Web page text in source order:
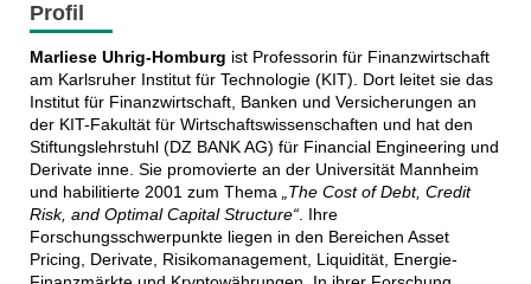
Profil
Marliese Uhrig-Homburg ist Professorin für Finanzwirtschaft
am Karlsruher Institut für Technologie (KIT). Dort leitet sie das
Institut für Finanzwirtschaft, Banken und Versicherungen an
der KIT-Fakultät für Wirtschaftswissenschaften und hat den
Stiftungslehrstuhl (DZ BANK AG) für Financial Engineering und
Derivate inne. Sie promovierte an der Universität Mannheim
und habilitierte 2001 zum Thema
„The Cost of Debt, Credit
Risk, and Optimal Capital Structure“. Ihre
Forschungsschwerpunkte liegen in den Bereichen Asset
Pricing, Derivate, Risikomanagement, Liquidität, Energie-